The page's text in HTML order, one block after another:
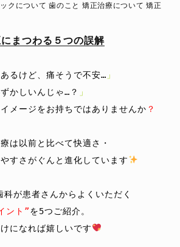
クについて 歯のこと 矯正治療について 矯正
まつわる５つの誤解
るけど、痛そうで不安… 」
かしいんじゃ…？ 」
メージをお持ちではありませんか ？
は以前と比べて快適さ・
すさがぐんと進化しています
ント”を5つ ご紹介。
になれば嬉しいです